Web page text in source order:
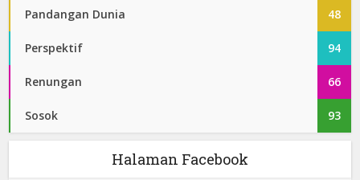
Pandangan Dunia 48
Perspektif 94
Renungan 66
Sosok 93
Halaman Facebook